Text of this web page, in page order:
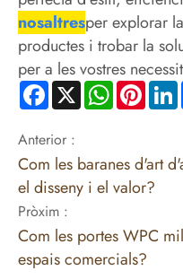
nosaltresper explorar
productes i trobar la
per a les vostres
Facebook
X WhatsApp
Anterior :
Com les baranes d'art
el disseny i el valor?
Pròxim :
Com les portes WPC
espais comercials?